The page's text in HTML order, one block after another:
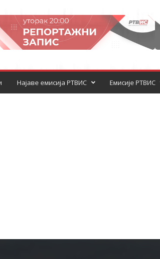
Најаве емисија РТВИС Емисије РТВИС